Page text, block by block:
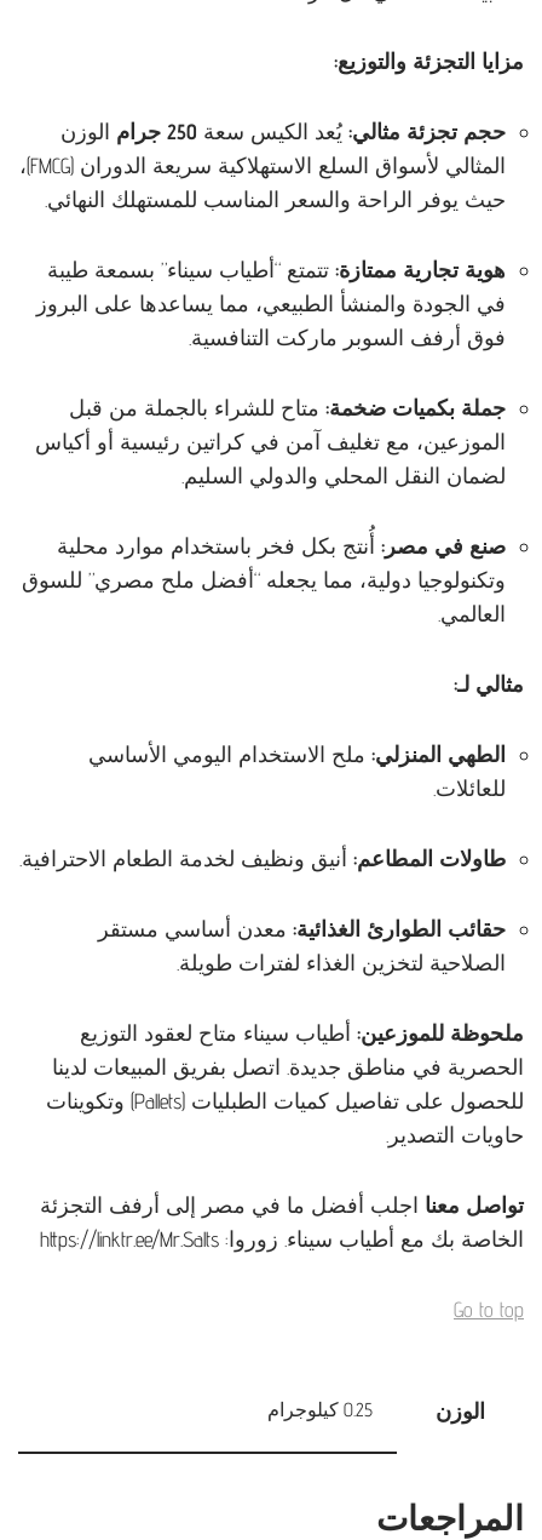
مزايا التجزئة والتوزيع:
حجم تجزئة مثالي: يُعد الكيس سعة 250 جرام
الوزن
المثالي لأسواق السلع الاستهلاكية سريعة الدوران (FMCG)،
حيث يوفر الراحة والسعر المناسب للمستهلك النهائي.
هوية تجارية ممتازة: تتمتع “أطياب سيناء” بسمعة طيبة
في الجودة والمنشأ الطبيعي، مما يساعدها على البروز
فوق أرفف السوبر ماركت التنافسية.
جملة بكميات ضخمة: متاح للشراء بالجملة من قبل
الموزعين، مع تغليف آمن في كراتين رئيسية أو أكياس
لضمان النقل المحلي والدولي السليم.
صنع في مصر: أُنتج بكل فخر باستخدام موارد محلية
وتكنولوجيا دولية، مما يجعله “أفضل ملح مصري” للسوق
العالمي.
مثالي لـ:
الطهي المنزلي: ملح الاستخدام اليومي الأساسي
للعائلات.
طاولات المطاعم: أنيق ونظيف لخدمة الطعام الاحترافية.
حقائب الطوارئ الغذائية: معدن أساسي مستقر
الصلاحية لتخزين الغذاء لفترات طويلة.
ملحوظة للموزعين: أطياب سيناء متاح لعقود التوزيع
الحصرية في مناطق جديدة. اتصل بفريق المبيعات لدينا
للحصول على تفاصيل كميات الطبليات (Pallets) وتكوينات
حاويات التصدير.
تواصل معنا اجلب أفضل ما في مصر إلى أرفف التجزئة
الخاصة بك مع أطياب سيناء. زوروا: https://linktr.ee/Mr.Salts
Go to top
الوزن 0.25 كيلوجرام
المراجعات